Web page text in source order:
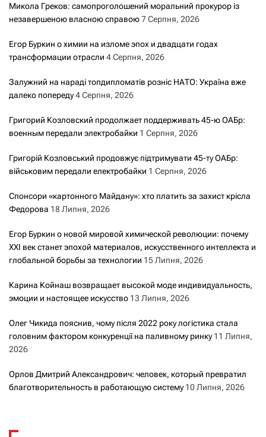
Микола Греков: самопроголошений моральний прокурор із
незавершеною власною справою7 Серпня, 2026
Егор Буркин о химии на изломе эпох и двадцати годах
трансформации отрасли 4 Серпня, 2026
Залужний на нараді топдипломатів розніс НАТО: Україна вже
далеко попереду4 Серпня, 2026
Григорий Козловский продолжает поддерживать 45-ю ОАБр:
военным передали электробайки 1 Серпня, 2026
Григорій Козловський продовжує підтримувати 45-ту ОАБр:
військовим передали електробайки 1 Серпня, 2026
Спонсори «картонного Майдану»: хто платить за захист крісла
Федорова 18 Липня, 2026
Егор Буркин о новой мировой химической революции: почему
XXI век станет эпохой материалов, искусственного интеллекта и
глобальной борьбы за технологии 15 Липня, 2026
Карина Койнаш возвращает высокой моде индивидуальность,
эмоции и настоящее искусство 13 Липня, 2026
Олег Чикида пояснив, чому після 2022 року логістика стала
головним фактором конкуренції на паливному ринку 11 Липня,
2026
Орлов Дмитрий Александрович: человек, который превратил
благотворительность в работающую систему 10 Липня, 2026